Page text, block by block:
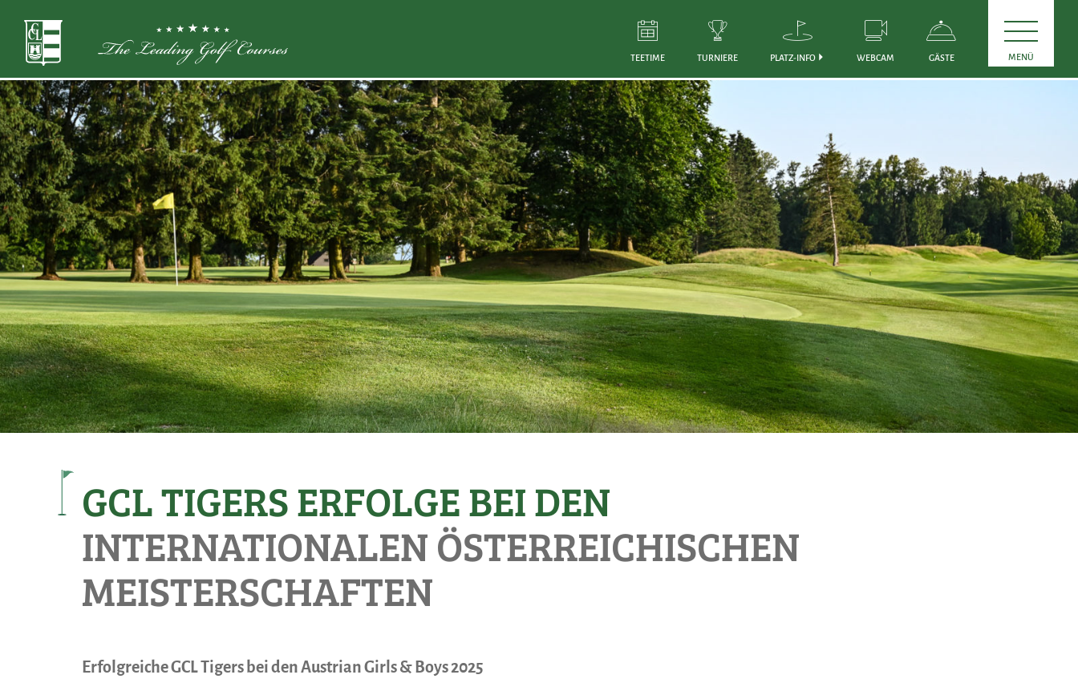
TEETIME TURNIERE PLATZ-INFO WEBCAM GÄSTE MENÜ
GCL TIGERS ERFOLGE BEI DEN
INTERNATIONALEN ÖSTERREICHISCHEN
MEISTERSCHAFTEN
Erfolgreiche GCL Tigers bei den Austrian Girls & Boys 2025